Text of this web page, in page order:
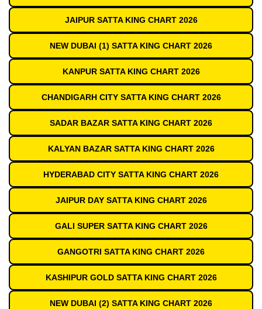
JAIPUR SATTA KING CHART 2026
NEW DUBAI (1) SATTA KING CHART 2026
KANPUR SATTA KING CHART 2026
CHANDIGARH CITY SATTA KING CHART 2026
SADAR BAZAR SATTA KING CHART 2026
KALYAN BAZAR SATTA KING CHART 2026
HYDERABAD CITY SATTA KING CHART 2026
JAIPUR DAY SATTA KING CHART 2026
GALI SUPER SATTA KING CHART 2026
GANGOTRI SATTA KING CHART 2026
KASHIPUR GOLD SATTA KING CHART 2026
NEW DUBAI (2) SATTA KING CHART 2026